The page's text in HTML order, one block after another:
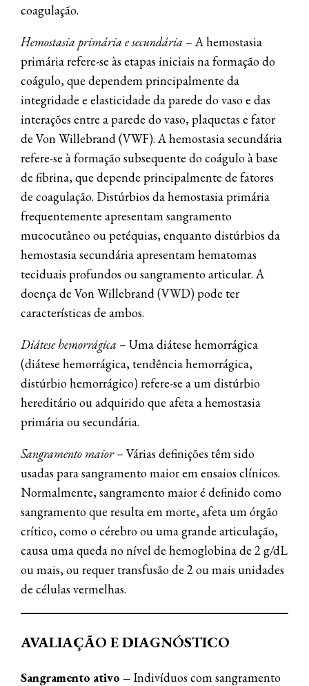
coagulação.
Hemostasia primária e secundária – A hemostasia
primária refere-se às etapas iniciais na formação do
coágulo, que dependem principalmente da
integridade e elasticidade da parede do vaso e das
interações entre a parede do vaso, plaquetas e fator
de Von Willebrand (VWF). A hemostasia secundária
refere-se à formação subsequente do coágulo à base
de fibrina, que depende principalmente de fatores
de coagulação. Distúrbios da hemostasia primária
frequentemente apresentam sangramento
mucocutâneo ou petéquias, enquanto distúrbios da
hemostasia secundária apresentam hematomas
teciduais profundos ou sangramento articular. A
doença de Von Willebrand (VWD) pode ter
características de ambos.
Diátese hemorrágica – Uma diátese hemorrágica
(diátese hemorrágica, tendência hemorrágica,
distúrbio hemorrágico) refere-se a um distúrbio
hereditário ou adquirido que afeta a hemostasia
primária ou secundária.
Sangramento maior– Várias definições têm sido
usadas para sangramento maior em ensaios clínicos.
Normalmente, sangramento maior é definido como
sangramento que resulta em morte, afeta um órgão
crítico, como o cérebro ou uma grande articulação,
causa uma queda no nível de hemoglobina de 2 g/dL
ou mais, ou requer transfusão de 2 ou mais unidades
de células vermelhas.
AVALIAÇÃO E DIAGNÓSTICO
Sangramento ativo –Indivíduos com sangramento